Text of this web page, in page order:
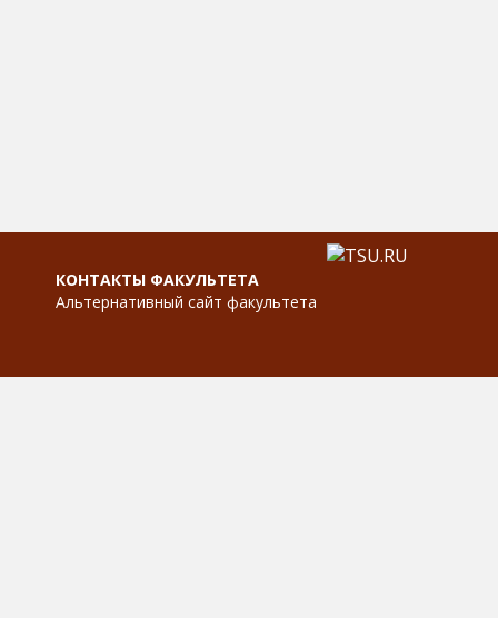
КОНТАКТЫ ФАКУЛЬТЕТА
Альтернативный сайт факультета